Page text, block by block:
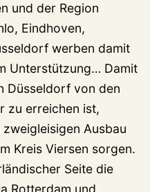
und der Region
Eindhoven,
werben damit
Unterstützung… Damit
Düsseldorf von den
zu erreichen ist,
Ausbau
Kreis Viersen sorgen.
Seite die
Rotterdam und